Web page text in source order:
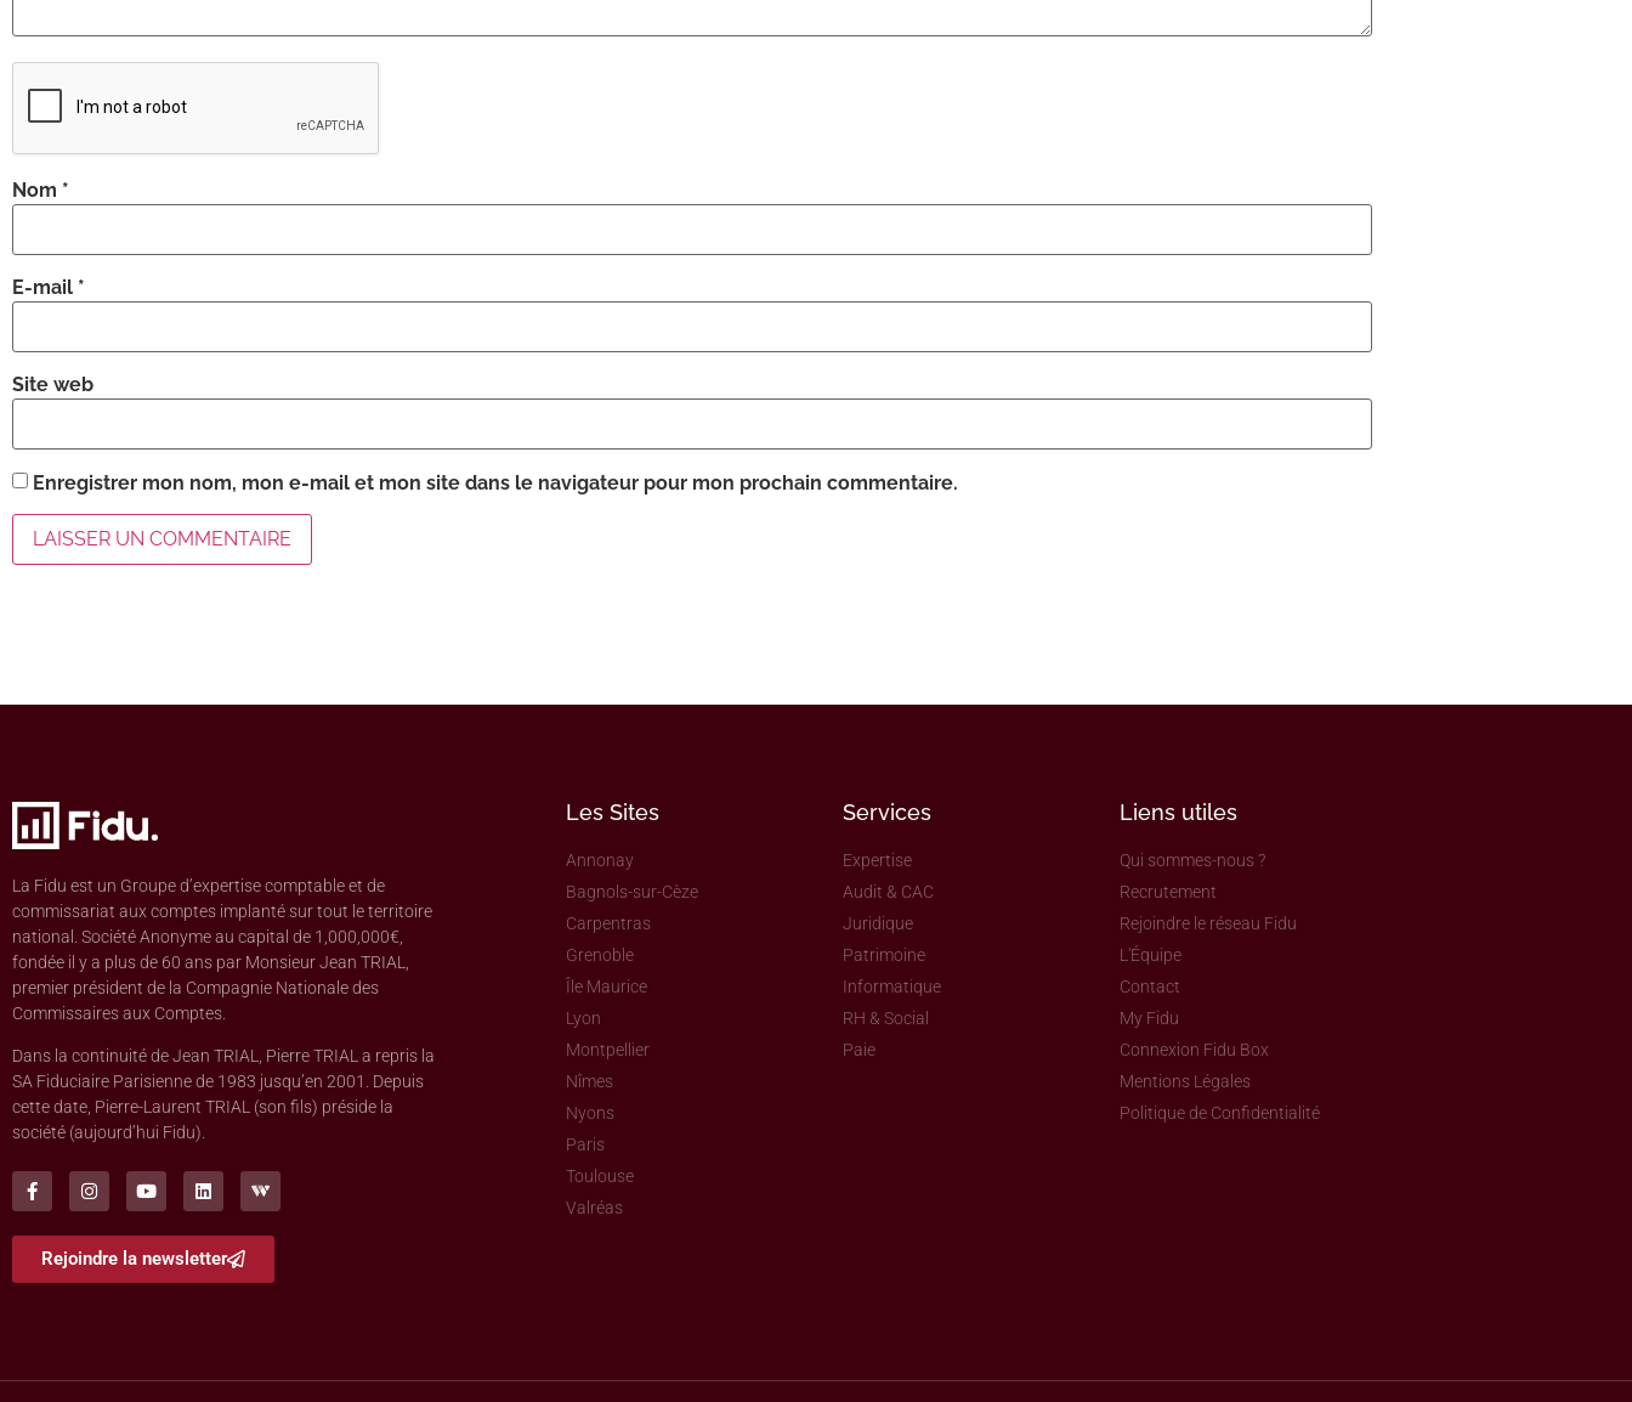
Nom *
E-mail *
Site web
Enregistrer mon nom, mon e-mail et mon site dans le navigateur pour mon prochain commentaire.
La Fidu est un Groupe d’expertise comptable et de
commissariat aux comptes implanté sur tout le territoire
national. Société Anonyme au capital de 1,000,000€,
fondée il y a plus de 60 ans par Monsieur Jean TRIAL,
premier président de la Compagnie Nationale des
Commissaires aux Comptes.
Dans la continuité de Jean TRIAL, Pierre TRIAL a repris la
SA Fiduciaire Parisienne de 1983 jusqu’en 2001. Depuis
cette date, Pierre-Laurent TRIAL (son fils) préside la
société (aujourd’hui Fidu).
Rejoindre la newsletter
Les Sites
Annonay
Bagnols-sur-Cèze
Carpentras
Grenoble
Île Maurice
Lyon
Montpellier
Nîmes
Nyons
Paris
Toulouse
Valréas
Services
Expertise
Audit & CAC
Juridique
Patrimoine
Informatique
RH & Social
Paie
Liens utiles
Qui sommes-nous ?
Recrutement
Rejoindre le réseau Fidu
L'Équipe
Contact
My Fidu
Connexion Fidu Box
Mentions Légales
Politique de Confidentialité